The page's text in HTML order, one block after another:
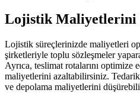
Lojistik Maliyetlerini
Lojistik süreçlerinizde maliyetleri
şirketleriyle toplu sözleşmeler
Ayrıca, teslimat rotalarını optimize
maliyetlerini azaltabilirsiniz.
ve depolama maliyetlerini